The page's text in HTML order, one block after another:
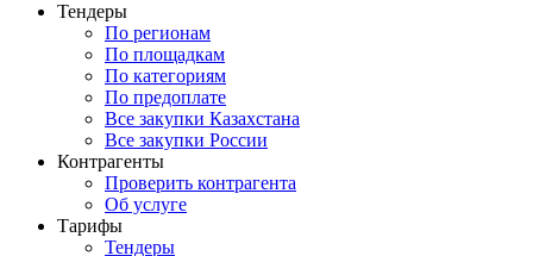
Тендеры
По регионам
По площадкам
По категориям
По предоплате
Все закупки Казахстана
Все закупки России
Контрагенты
Проверить контрагента
Об услуге
Тарифы
Тендеры